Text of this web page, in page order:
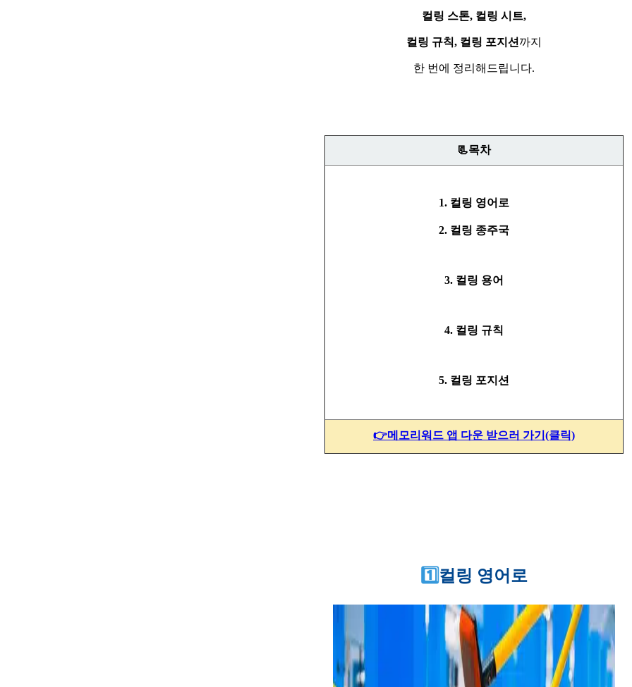
컬링 스톤, 컬링 시트,
컬링 규칙, 컬링 포지션 까지
한 번에 정리해드립니다.
📃목차
1. 컬링 영어로
2. 컬링 종주국
3. 컬링 용어
4. 컬링 규칙
5. 컬링 포지션
👉메모리워드 앱 다운 받으러 가기(클릭)
1️⃣컬링 영어로